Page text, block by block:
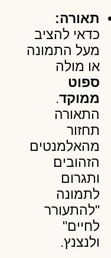
תאורה:
כדאי להציב
מעל התמונה
או מולה
ספוט
ממוקד.
התאורה
תחזור
מהאלמנטים
הזהובים
ותגרום
לתמונה
"להתעורר
לחיים"
ולנצנץ.